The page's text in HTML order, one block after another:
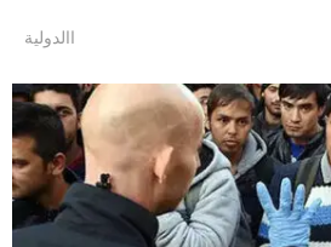
االدولية